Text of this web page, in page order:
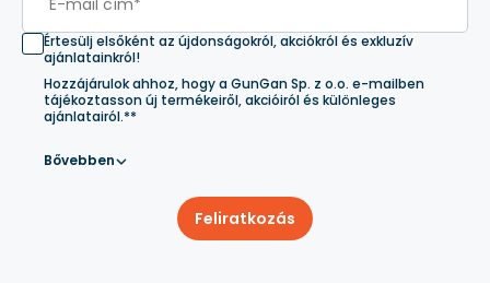
Értesülj elsőként az újdonságokról, akciókról és exkluzív
ajánlatainkról!
Hozzájárulok ahhoz, hogy a GunGan Sp. z o.o. e-mailben
tájékoztasson új termékeiről, akcióiról és különleges
ajánlatairól.**
Bővebben
Feliratkozás